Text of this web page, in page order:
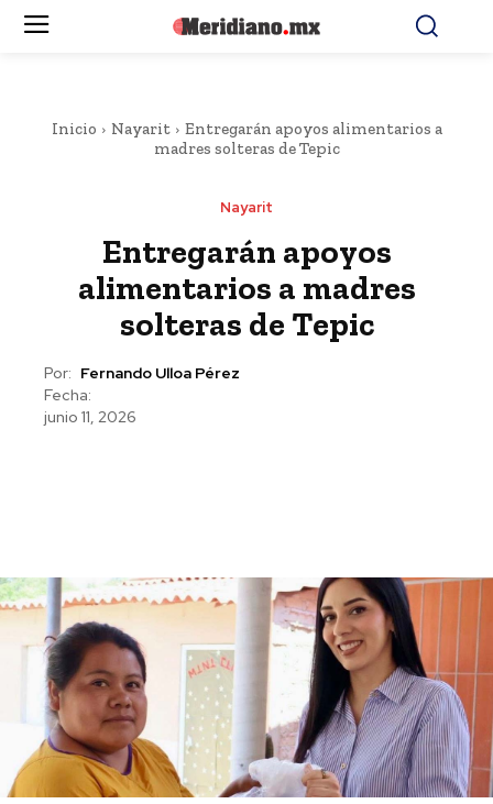
Inicio Nayarit
Entregarán apoyos alimentarios a
madres solteras de Tepic
Nayarit
Entregarán apoyos
alimentarios a madres
solteras de Tepic
Por: Fernando Ulloa Pérez
Fecha:
junio 11, 2026